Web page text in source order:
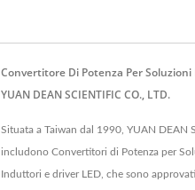
Convertitore Di Potenza Per
YUAN DEAN SCIENTIFIC CO., LTD.
Situata a Taiwan dal 1990, YUAN
includono Convertitori di Potenza per
Induttori e driver LED, che sono